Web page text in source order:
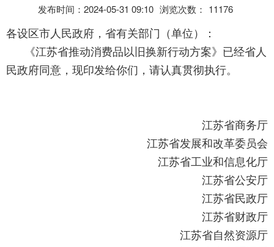
发布时间：2024-05-31 09:10 浏览次数： 11176
各设区市人民政府，省有关部门（单位）：
《江苏省推动消费品以旧换新行动方案》已经省人
民政府同意，现印发给你们，请认真贯彻执行。
江苏省商务厅
江苏省发展和改革委员会
江苏省工业和信息化厅
江苏省公安厅
江苏省民政厅
江苏省财政厅
江苏省自然资源厅